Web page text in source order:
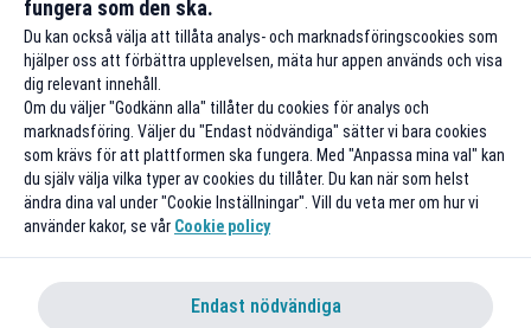
Till rabatten
fungera som den ska.
Du kan också välja att tillåta analys- och marknadsföringscookies som
hjälper oss att förbättra upplevelsen, mäta hur appen används och visa
dig relevant innehåll.
Om du väljer "Godkänn alla" tillåter du cookies för analys och
marknadsföring. Väljer du "Endast nödvändiga" sätter vi bara cookies
som krävs för att plattformen ska fungera. Med "Anpassa mina val" kan
du själv välja vilka typer av cookies du tillåter. Du kan när som helst
ändra dina val under "Cookie Inställningar". Vill du veta mer om hur vi
använder kakor, se vår Cookie policy
Endast nödvändiga